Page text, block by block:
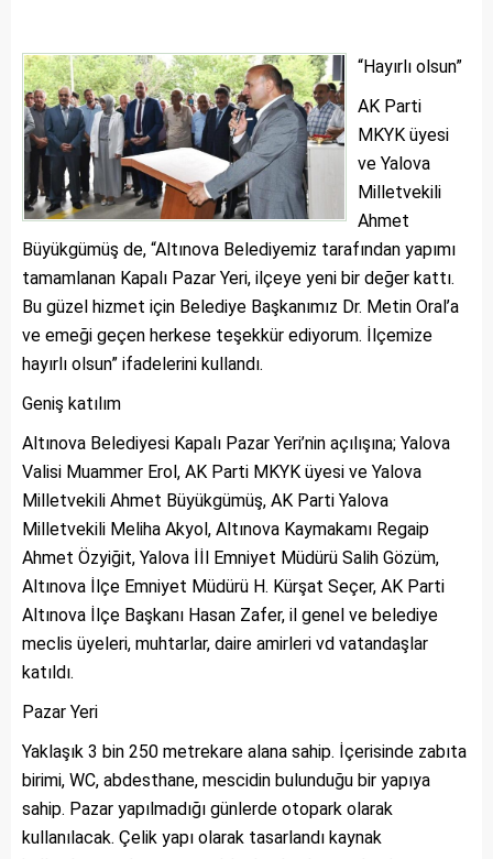
“Hayırlı olsun”
AK Parti
MKYK üyesi
ve Yalova
Milletvekili
Ahmet
Büyükgümüş de, “Altınova Belediyemiz tarafından yapımı
tamamlanan Kapalı Pazar Yeri, ilçeye yeni bir değer kattı.
Bu güzel hizmet için Belediye Başkanımız Dr. Metin Oral’a
ve emeği geçen herkese teşekkür ediyorum. İlçemize
hayırlı olsun” ifadelerini kullandı.
Geniş katılım
Altınova Belediyesi Kapalı Pazar Yeri’nin açılışına; Yalova
Valisi Muammer Erol, AK Parti MKYK üyesi ve Yalova
Milletvekili Ahmet Büyükgümüş, AK Parti Yalova
Milletvekili Meliha Akyol, Altınova Kaymakamı Regaip
Ahmet Özyiğit, Yalova İİl Emniyet Müdürü Salih Gözüm,
Altınova İlçe Emniyet Müdürü H. Kürşat Seçer, AK Parti
Altınova İlçe Başkanı Hasan Zafer, il genel ve belediye
meclis üyeleri, muhtarlar, daire amirleri vd vatandaşlar
katıldı.
Pazar Yeri
Yaklaşık 3 bin 250 metrekare alana sahip. İçerisinde zabıta
birimi, WC, abdesthane, mescidin bulunduğu bir yapıya
sahip. Pazar yapılmadığı günlerde otopark olarak
kullanılacak. Çelik yapı olarak tasarlandı kaynak